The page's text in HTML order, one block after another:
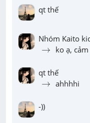
qt thế
→
→ ko ạ,
→
→ ahhhhi
-))